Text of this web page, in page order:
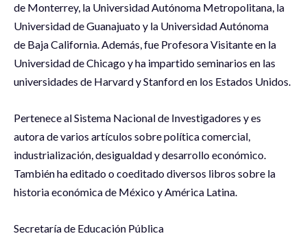
de Monterrey, la Universidad Autónoma Metropolitana, la
Universidad de Guanajuato y la Universidad Autónoma
de Baja California. Además, fue Profesora Visitante en la
Universidad de Chicago y ha impartido seminarios en las
universidades de Harvard y Stanford en los Estados Unidos.
Pertenece al Sistema Nacional de Investigadores y es
autora de varios artículos sobre política comercial,
industrialización, desigualdad y desarrollo económico.
También ha editado o coeditado diversos libros sobre la
historia económica de México y América Latina.
Secretaría de Educación Pública